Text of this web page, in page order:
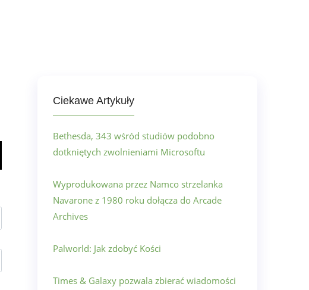
Ciekawe Artykuły
Bethesda, 343 wśród studiów podobno
dotkniętych zwolnieniami Microsoftu
Wyprodukowana przez Namco strzelanka
Navarone z 1980 roku dołącza do Arcade
Archives
Palworld: Jak zdobyć Kości
Times & Galaxy pozwala zbierać wiadomości